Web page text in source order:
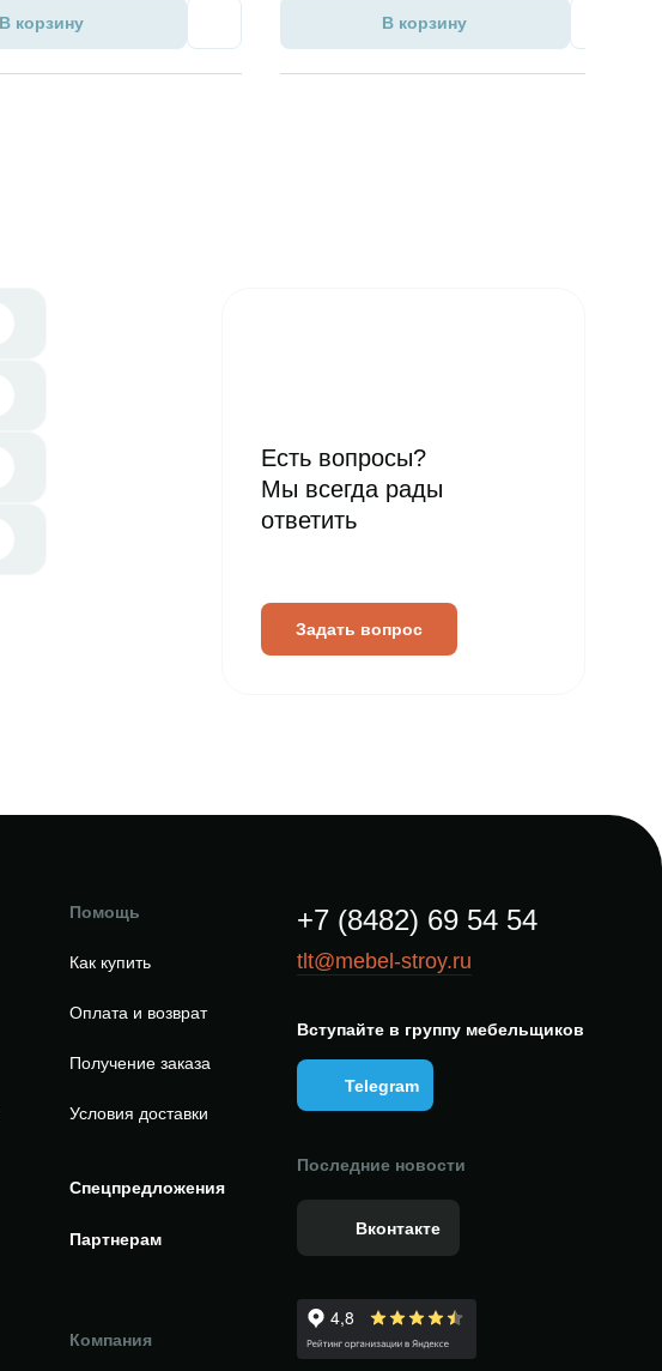
В корзину В корзину
Есть вопросы?
Мы всегда рады
ответить
Задать вопрос
Помощь
Как купить
Оплата и возврат
Получение заказа
Условия доставки
Спецпредложения
Партнерам
Компания
+7 (8482) 69 54 54
tlt@mebel-stroy.ru
Вступайте в группу мебельщиков
Telegram
Последние новости
Вконтакте